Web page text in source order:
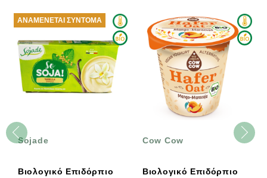
Sojade
Βιολογικό Επιδόρπιο
ΑΝΑΜΈΝΕΤΑΙ ΣΎΝΤΟΜΑ
Cow Cow
Βιολογικό Επιδόρπιο